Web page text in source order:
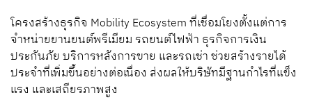
โครงสร้างธุรกิจ Mobility Ecosystem ที่เชื่อมโยงตั้งแต่การ
จำหน่ายยานยนต์พรีเมียม รถยนต์ไฟฟ้า ธุรกิจการเงิน
ประกันภัย บริการหลังการขาย และรถเช่า ช่วยสร้างรายได้
ประจำที่เพิ่มขึ้นอย่างต่อเนื่อง ส่งผลให้บริษัทมีฐานกำไรที่แข็ง
แรง และเสถียรภาพสูง